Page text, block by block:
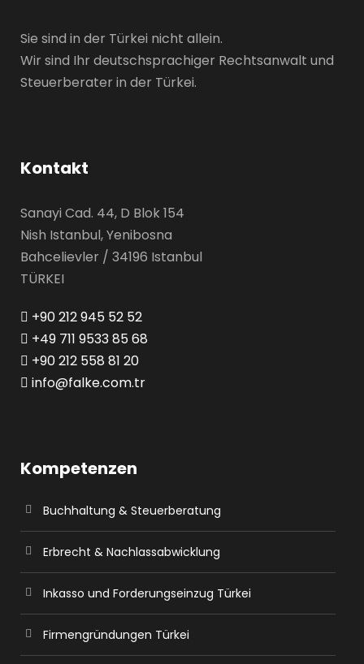
Sie sind in der Türkei nicht allein.
Wir sind Ihr deutschsprachiger Rechtsanwalt und
Steuerberater in der Türkei.
Kontakt
Sanayi Cad. 44, D Blok 154
Nish Istanbul, Yenibosna
Bahcelievler / 34196 Istanbul
TÜRKEI
+90 212 945 52 52
+49 711 9533 85 68
+90 212 558 81 20
info@falke.com.tr
Kompetenzen
Buchhaltung & Steuerberatung
Erbrecht & Nachlassabwicklung
Inkasso und Forderungseinzug Türkei
Firmengründungen Türkei